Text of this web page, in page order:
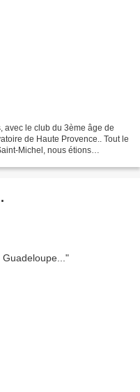
avec le club du 3ème âge de
de Haute Provence.. Tout le
Michel, nous étions